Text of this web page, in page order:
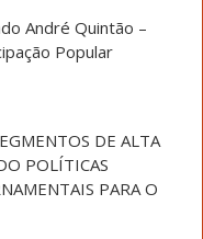
André Quintão –
Popular
DE ALTA
POLÍTICAS
PARA O